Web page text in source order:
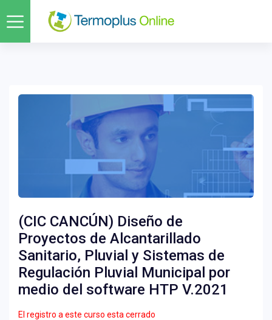
(CIC CANCÚN) Diseño de
Proyectos de Alcantarillado
Sanitario, Pluvial y Sistemas de
Regulación Pluvial Municipal por
medio del software HTP V.2021
El registro a este curso esta cerrado